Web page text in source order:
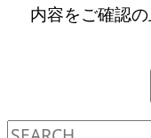
内容をご確認